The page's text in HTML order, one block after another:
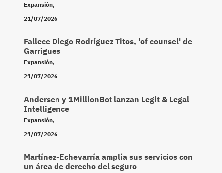
Expansión,
21/07/2026
Fallece Diego Rodríguez Titos, 'of counsel' de
Garrigues
Expansión,
21/07/2026
Andersen y 1MillionBot lanzan Legit & Legal
Intelligence
Expansión,
21/07/2026
Martínez-Echevarría amplía sus servicios con
un área de derecho del seguro